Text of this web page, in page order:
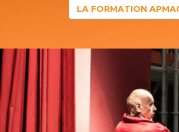
LA FORMATION